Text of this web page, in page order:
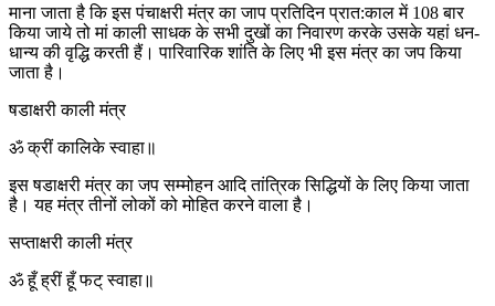
माना जाता है कि इस पंचाक्षरी मंत्र का जाप प्रतिदिन प्रात:काल में 108 बार
किया जाये तो मां काली साधक के सभी दुखों का निवारण करके उसके यहां धन-
धान्य की वृद्धि करती हैं। पारिवारिक शांति के लिए भी इस मंत्र का जप किया
जाता है।
षडाक्षरी काली मंत्र
ॐ क्रीं कालिके स्वाहा॥
इस षडाक्षरी मंत्र का जप सम्मोहन आदि तांत्रिक सिद्धियों के लिए किया जाता
है। यह मंत्र तीनों लोकों को मोहित करने वाला है।
सप्ताक्षरी काली मंत्र
ॐ हूँ ह्रीं हूँ फट् स्वाहा॥